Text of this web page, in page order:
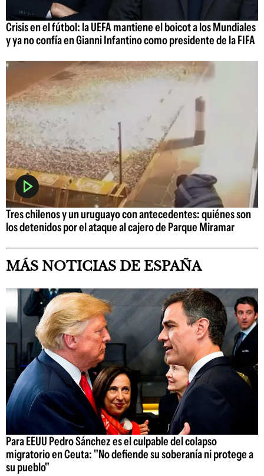
Crisis en el fútbol: la UEFA mantiene el boicot a los Mundiales
y ya no confía en Gianni Infantino como presidente de la FIFA
Tres chilenos y un uruguayo con antecedentes: quiénes son
los detenidos por el ataque al cajero de Parque Miramar
MÁS NOTICIAS DE ESPAÑA
Para EEUU Pedro Sánchez es el culpable del colapso
migratorio en Ceuta: "No defiende su soberanía ni protege a
su pueblo"